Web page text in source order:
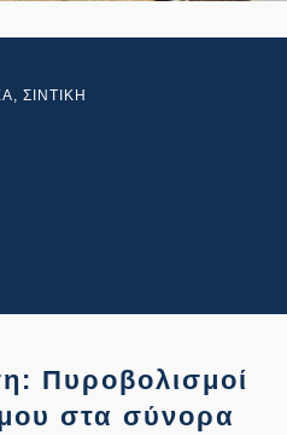
, ΣΙΝΤΙΚΗ
Πυροβολισμοί
στα σύνορα